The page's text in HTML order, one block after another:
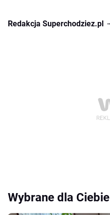
Redakcja Superchodziez.pl
Wybrane dla Ciebie